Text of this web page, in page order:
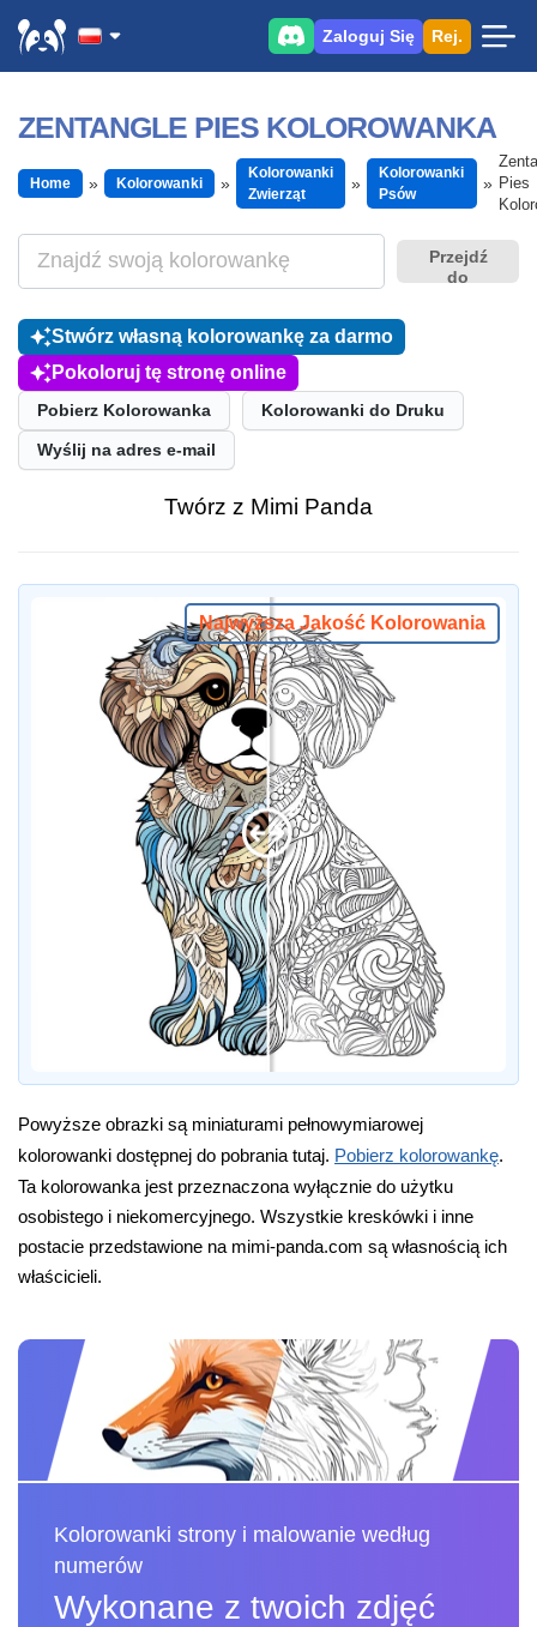
Zaloguj Się Rej.
ZENTANGLE PIES KOLOROWANKA
Home Kolorowanki
Kolorowanki
Zwierząt
Kolorowanki
Psów
Pies
Przejdź
do
Stwórz własną kolorowankę za darmo
Pokoloruj tę stronę online
Pobierz Kolorowanka Kolorowanki do Druku
Wyślij na adres e-mail
Twórz z Mimi Panda
Najwyższa Jakość Kolorowania
Powyższe obrazki są miniaturami pełnowymiarowej
kolorowanki dostępnej do pobrania tutaj. Pobierz kolorowankę.
Ta kolorowanka jest przeznaczona wyłącznie do użytku
osobistego i niekomercyjnego. Wszystkie kreskówki i inne
postacie przedstawione na mimi-panda.com są własnością ich
właścicieli.
Kolorowanki strony i malowanie według
numerów
Wykonane z twoich zdjęć